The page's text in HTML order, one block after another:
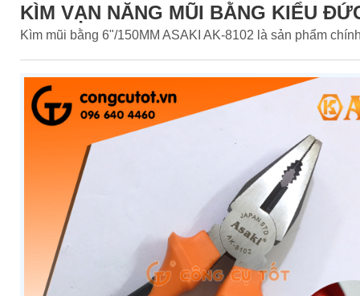
KÌM VẠN NĂNG MŨI BẰNG KIỂU
Kìm mũi bằng 6"/150MM ASAKI AK-8102 là sản phẩm